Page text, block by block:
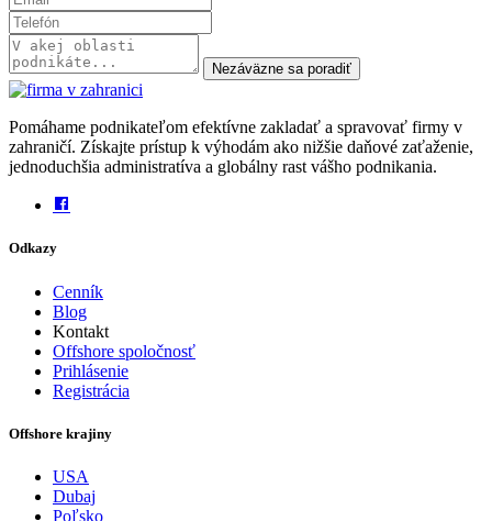
Nezáväzne sa poradiť
Pomáhame podnikateľom efektívne zakladať a spravovať firmy v
zahraničí. Získajte prístup k výhodám ako nižšie daňové zaťaženie,
jednoduchšia administratíva a globálny rast vášho podnikania.
Odkazy
Cenník
Blog
Kontakt
Offshore spoločnosť
Prihlásenie
Registrácia
Offshore krajiny
USA
Dubaj
Poľsko